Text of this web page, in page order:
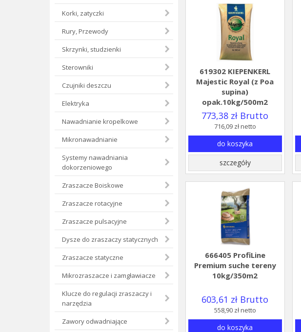
Korki, zatyczki
Rury, Przewody
Skrzynki, studzienki
Sterowniki
Czujniki deszczu
Elektryka
Nawadnianie kropelkowe
Mikronawadnianie
Systemy nawadniania
dokorzeniowego
Zraszacze Boiskowe
Zraszacze rotacyjne
Zraszacze pulsacyjne
Dysze do zraszaczy statycznych
Zraszacze statyczne
Mikrozraszacze i zamgławiacze
Klucze do regulacji zraszaczy i
narzędzia
Zawory odwadniające
619302 KIEPENKERL
Majestic Royal (z Poa
supina)
opak.10kg/500m2
773,38 zł Brutto
716,09 zł netto
do koszyka
szczegóły
666405 ProfiLine
Premium suche tereny
10kg/350m2
603,61 zł Brutto
558,90 zł netto
do koszyka